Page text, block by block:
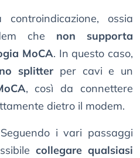
ossia
che non supporta
MoCA. In questo caso,
splitter per cavi e un
, così da connettere
dietro il modem.
i vari passaggi
collegare qualsiasi